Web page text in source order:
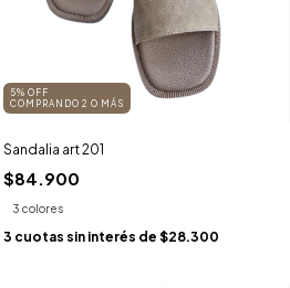
5% OFF
COMPRANDO 2 O MÁS
Sandalia art 201
$84.900
3 colores
3 cuotas sin interés de$28.300